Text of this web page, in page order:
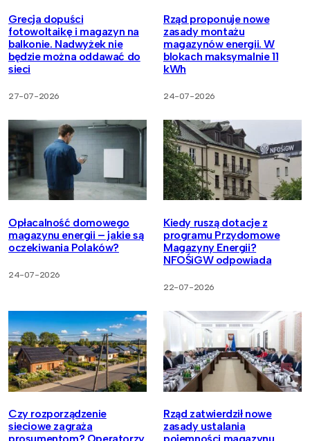
Grecja dopuści
fotowoltaikę i magazyn na
balkonie. Nadwyżek nie
będzie można oddawać do
sieci
27-07-2026
Rząd proponuje nowe
zasady montażu
magazynów energii. W
blokach maksymalnie 11
kWh
24-07-2026
Opłacalność domowego
magazynu energii – jakie są
oczekiwania Polaków?
24-07-2026
Kiedy ruszą dotacje z
programu Przydomowe
Magazyny Energii?
NFOŚiGW odpowiada
22-07-2026
Czy rozporządzenie
sieciowe zagraża
Rząd zatwierdził nowe
zasady ustalania